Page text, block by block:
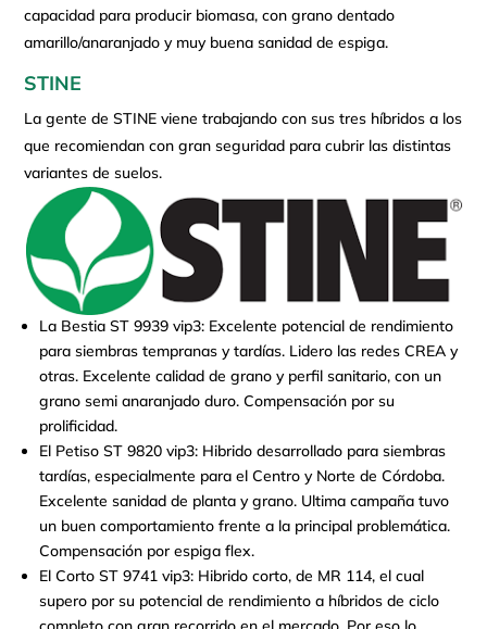
capacidad para producir biomasa, con grano dentado
amarillo/anaranjado y muy buena sanidad de espiga.
STINE
La gente de STINE viene trabajando con sus tres híbridos a los
que recomiendan con gran seguridad para cubrir las distintas
variantes de suelos.
La Bestia ST 9939 vip3: Excelente potencial de rendimiento
para siembras tempranas y tardías. Lidero las redes CREA y
otras. Excelente calidad de grano y perfil sanitario, con un
grano semi anaranjado duro. Compensación por su
prolificidad.
El Petiso ST 9820 vip3: Hibrido desarrollado para siembras
tardías, especialmente para el Centro y Norte de Córdoba.
Excelente sanidad de planta y grano. Ultima campaña tuvo
un buen comportamiento frente a la principal problemática.
Compensación por espiga flex.
El Corto ST 9741 vip3: Hibrido corto, de MR 114, el cual
supero por su potencial de rendimiento a híbridos de ciclo